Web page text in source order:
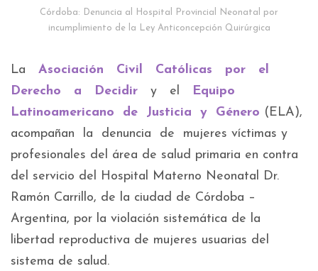
Córdoba: Denuncia al Hospital Provincial Neonatal por
incumplimiento de la Ley Anticoncepción Quirúrgica
La Asociación Civil Católicas por el
Derecho a Decidir y el
Equipo
Latinoamericano de Justicia y Género (ELA),
acompañan la denuncia de mujeres víctimas y
profesionales del área de salud primaria en contra
del servicio del Hospital Materno Neonatal Dr.
Ramón Carrillo, de la ciudad de Córdoba –
Argentina, por la violación sistemática de la
libertad reproductiva de mujeres usuarias del
sistema de salud.